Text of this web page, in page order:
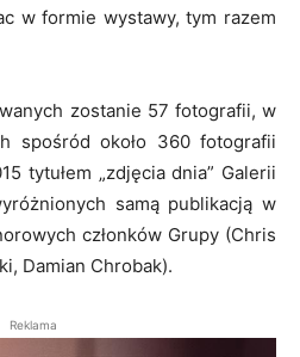
w formie wystawy, tym razem
zostanie 57 fotografii, w
spośród około 360 fotografii
tytułem „zdjęcia dnia” Galerii
samą publikacją w
członków Grupy (Chris
Damian Chrobak).
Reklama